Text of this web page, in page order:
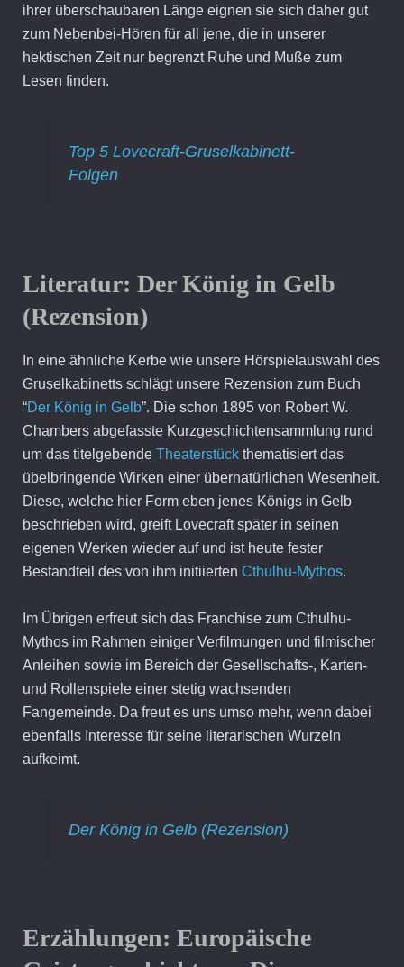
ihrer überschaubaren Länge eignen sie sich daher gut
zum Nebenbei-Hören für all jene, die in unserer
hektischen Zeit nur begrenzt Ruhe und Muße zum
Lesen finden.
Top 5 Lovecraft-Gruselkabinett-
Folgen
Literatur: Der König in Gelb
(Rezension)
In eine ähnliche Kerbe wie unsere Hörspielauswahl des
Gruselkabinetts schlägt unsere Rezension zum Buch
“Der König in Gelb”. Die schon 1895 von Robert W.
Chambers abgefasste Kurzgeschichtensammlung rund
um das titelgebende Theaterstückthematisiert das
übelbringende Wirken einer übernatürlichen Wesenheit.
Diese, welche hier Form eben jenes Königs in Gelb
beschrieben wird, greift Lovecraft später in seinen
eigenen Werken wieder auf und ist heute fester
Bestandteil des von ihm initiierten Cthulhu-Mythos.
Im Übrigen erfreut sich das Franchise zum Cthulhu-
Mythos im Rahmen einiger Verfilmungen und filmischer
Anleihen sowie im Bereich der Gesellschafts-, Karten-
und Rollenspiele einer stetig wachsenden
Fangemeinde. Da freut es uns umso mehr, wenn dabei
ebenfalls Interesse für seine literarischen Wurzeln
aufkeimt.
Der König in Gelb (Rezension)
Erzählungen: Europäische